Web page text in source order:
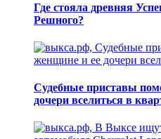
Где стояла древняя
Решного?
Судебные приставы
дочери вселиться в